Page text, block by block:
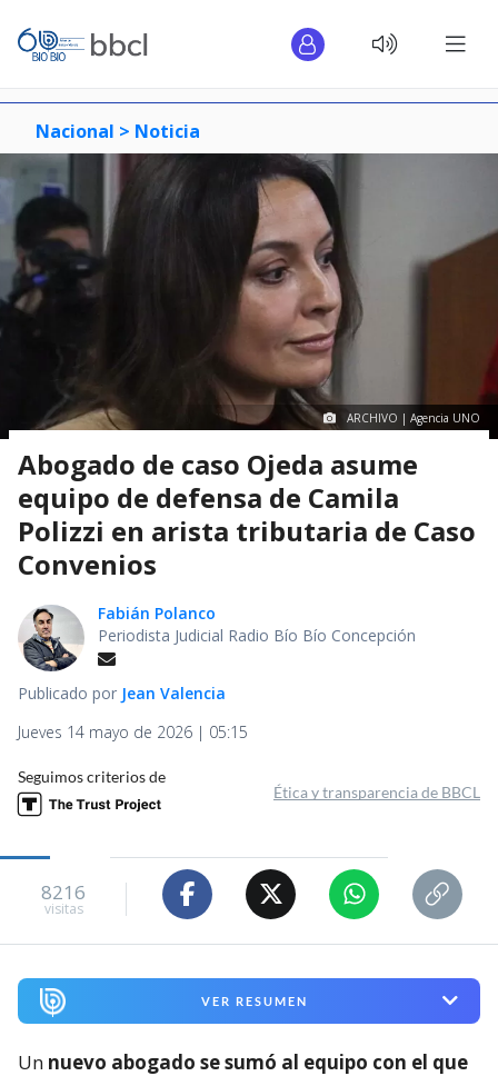
Nacional > Noticia
ARCHIVO | Agencia UNO
Abogado de caso Ojeda asume
equipo de defensa de Camila
Polizzi en arista tributaria de Caso
Convenios
Fabián Polanco
Periodista Judicial Radio Bío Bío Concepción
Publicado por Jean Valencia
Jueves 14 mayo de 2026 | 05:15
Seguimos criterios de
Ética y transparencia de BBCL
8216
visitas
VER RESUMEN
Un nuevo abogado se sumó al equipo con el que